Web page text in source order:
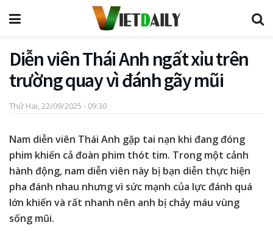
Diễn viên Thái Anh ngất xỉu trên
trường quay vì đánh gãy mũi
Thứ Hai, 22/09/2025 - 09:30
Nam diễn viên Thái Anh gặp tai nạn khi đang đóng
phim khiến cả đoàn phim thót tim. Trong một cảnh
hành động, nam diễn viên này bị bạn diễn thực hiện
pha đánh nhau nhưng vì sức mạnh của lực đánh quá
lớn khiến và rất nhanh nên anh bị chảy máu vùng
sống mũi.